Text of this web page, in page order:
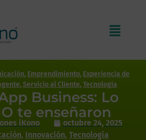
, Emprendimiento, Experiencia de
,Servicio al Cliente,Tecnología
Business: Lo
te enseñaron
iKono
octubre 24, 2025
, Innovación, Tecnología